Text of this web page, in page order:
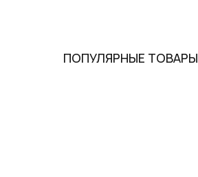
ПОПУЛЯРНЫЕ ТОВАРЫ